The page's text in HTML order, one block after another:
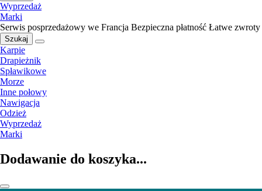
Wyprzedaż
Marki
Serwis posprzedażowy we Francja Bezpieczna płatność Łatwe zwroty
Szukaj
Karpie
Drapieżnik
Spławikowe
Morze
Inne połowy
Nawigacja
Odzież
Wyprzedaż
Marki
Dodawanie do koszyka...